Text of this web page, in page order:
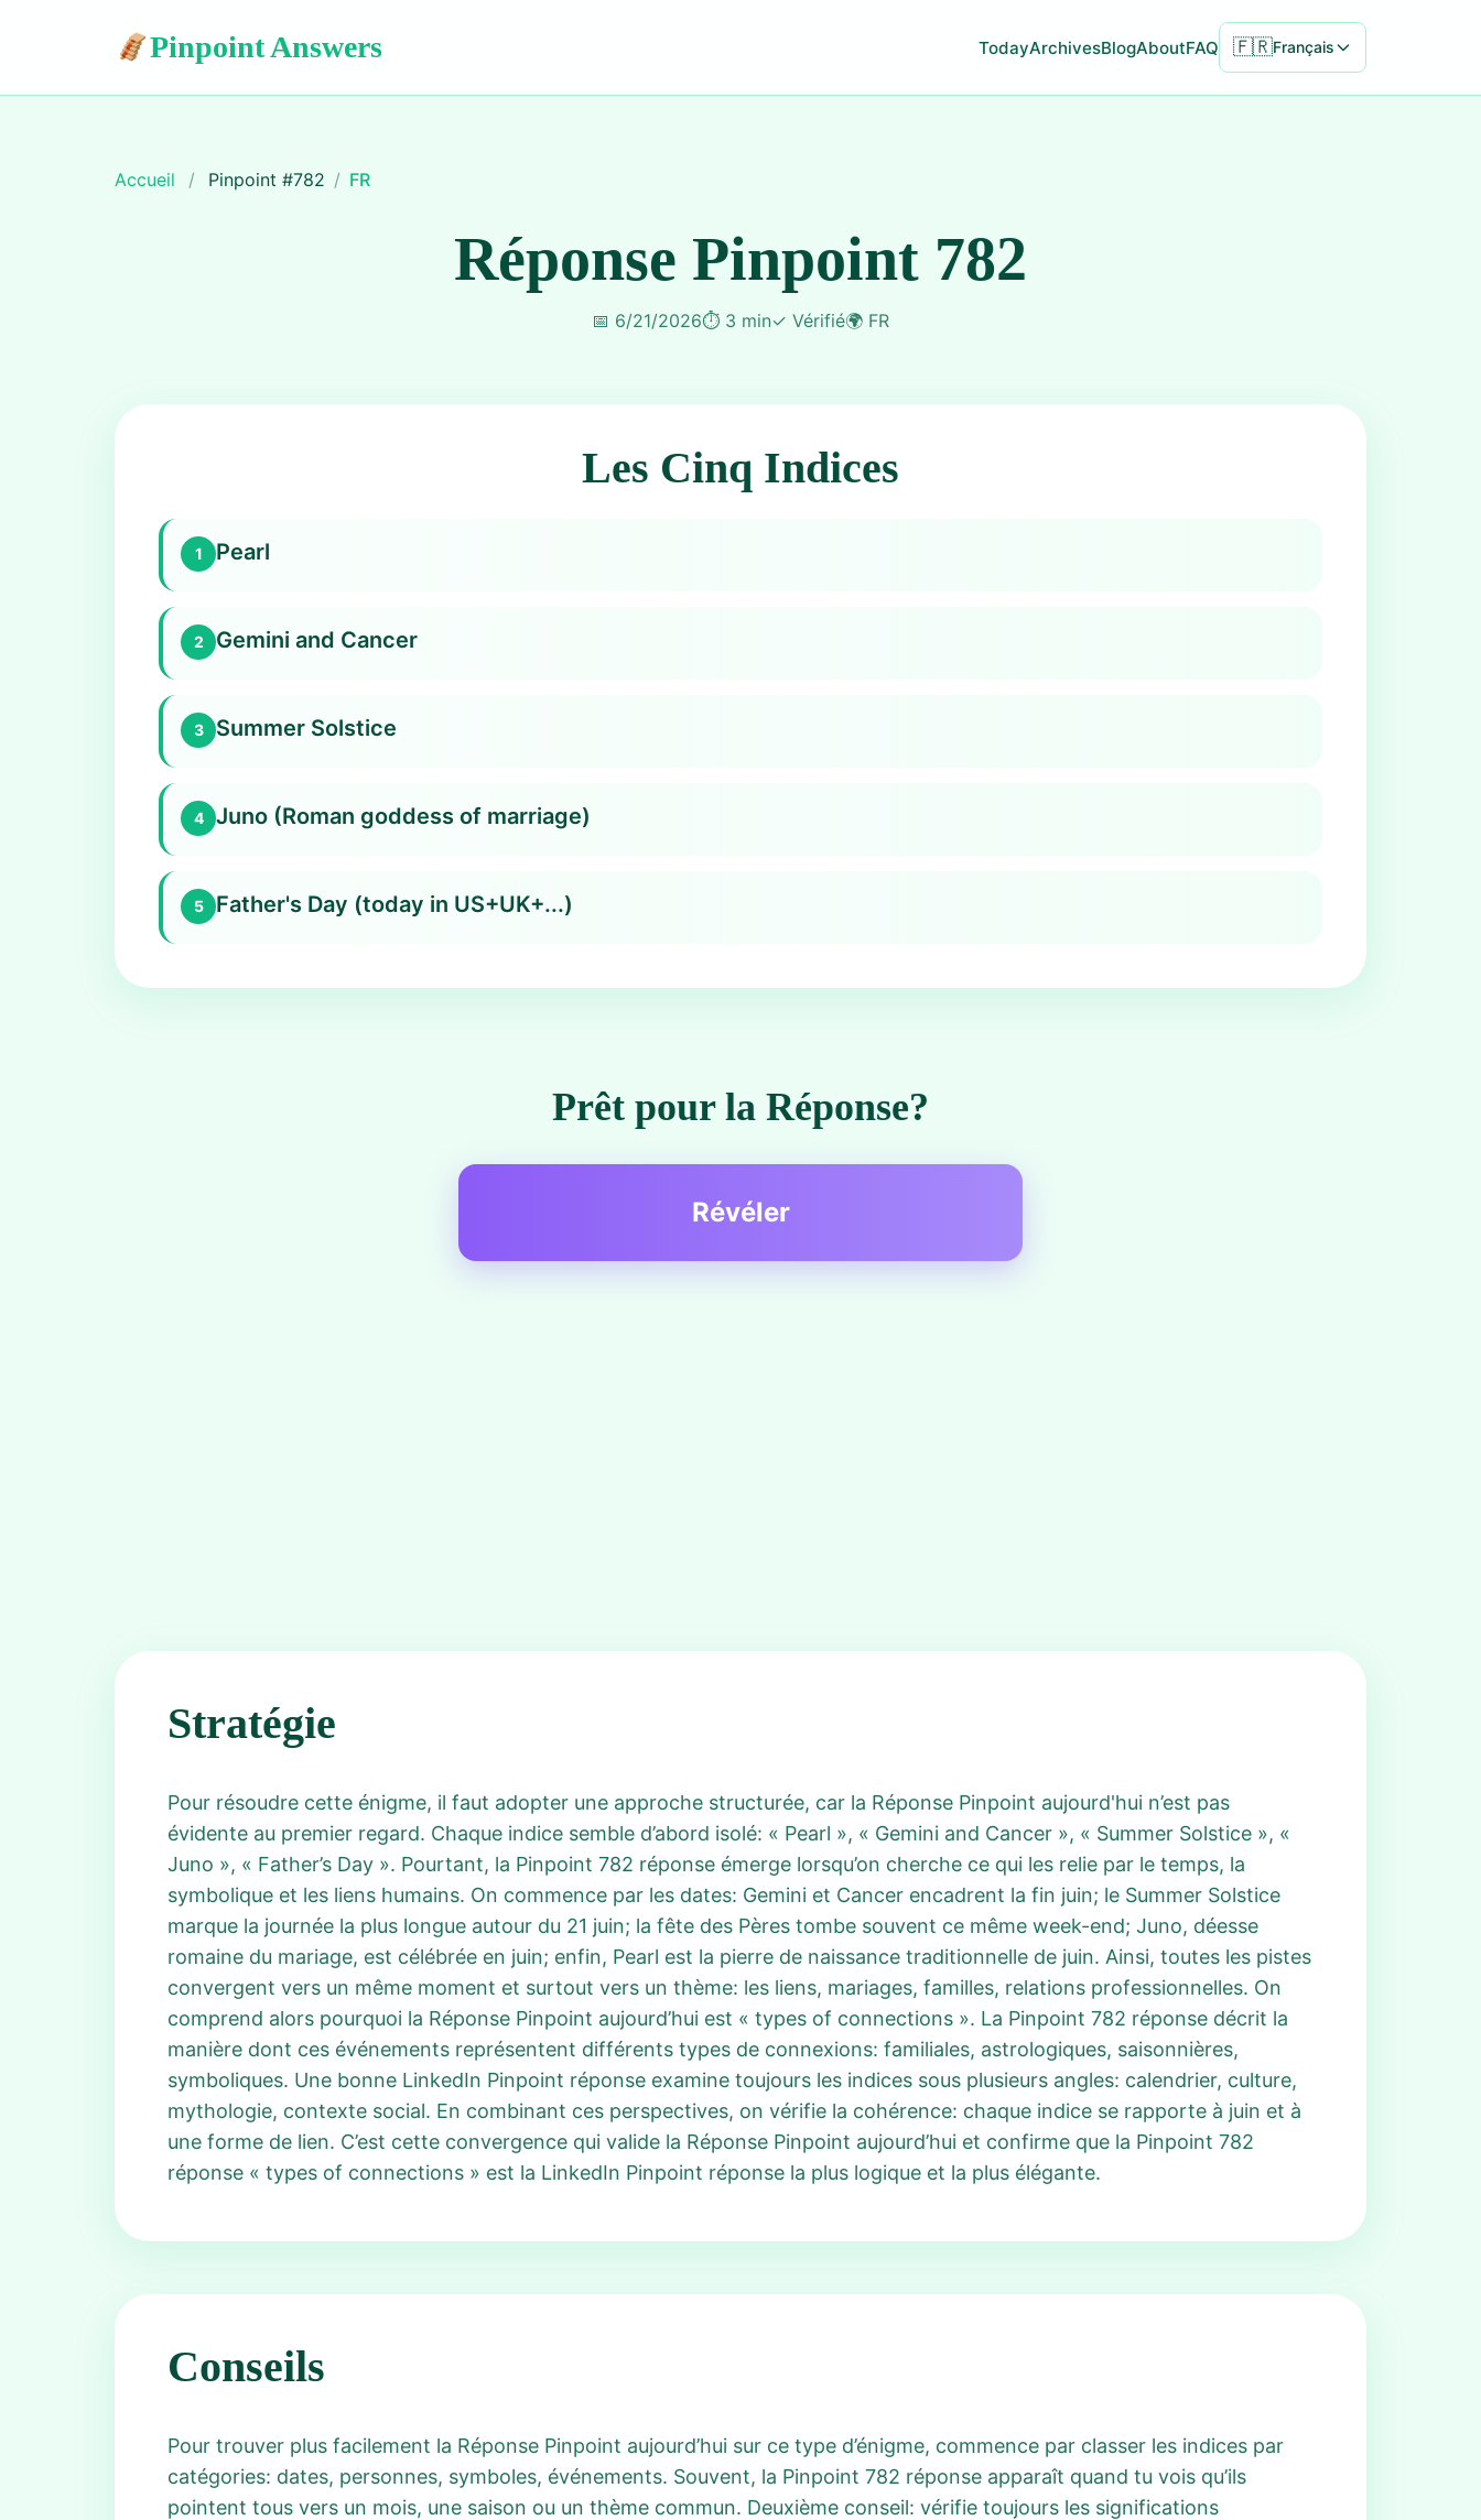
Pinpoint Answers TodayArchivesBlogAboutFAQ 🇫🇷Français
Accueil / Pinpoint #782 / FR
Réponse Pinpoint 782
📅 6/21/2026⏱️ 3 min✓ Vérifié🌍 FR
Les Cinq Indices
1 Pearl
2 Gemini and Cancer
3 Summer Solstice
4 Juno (Roman goddess of marriage)
5 Father's Day (today in US+UK+...)
Prêt pour la Réponse?
Révéler
Stratégie
Pour résoudre cette énigme, il faut adopter une approche structurée, car la Réponse Pinpoint aujourd'hui n’est pas
évidente au premier regard. Chaque indice semble d’abord isolé: « Pearl », « Gemini and Cancer », « Summer Solstice », «
Juno », « Father’s Day ». Pourtant, la Pinpoint 782 réponse émerge lorsqu’on cherche ce qui les relie par le temps, la
symbolique et les liens humains. On commence par les dates: Gemini et Cancer encadrent la fin juin; le Summer Solstice
marque la journée la plus longue autour du 21 juin; la fête des Pères tombe souvent ce même week-end; Juno, déesse
romaine du mariage, est célébrée en juin; enfin, Pearl est la pierre de naissance traditionnelle de juin. Ainsi, toutes les pistes
convergent vers un même moment et surtout vers un thème: les liens, mariages, familles, relations professionnelles. On
comprend alors pourquoi la Réponse Pinpoint aujourd’hui est « types of connections ». La Pinpoint 782 réponse décrit la
manière dont ces événements représentent différents types de connexions: familiales, astrologiques, saisonnières,
symboliques. Une bonne LinkedIn Pinpoint réponse examine toujours les indices sous plusieurs angles: calendrier, culture,
mythologie, contexte social. En combinant ces perspectives, on vérifie la cohérence: chaque indice se rapporte à juin et à
une forme de lien. C’est cette convergence qui valide la Réponse Pinpoint aujourd’hui et confirme que la Pinpoint 782
réponse « types of connections » est la LinkedIn Pinpoint réponse la plus logique et la plus élégante.
Conseils
Pour trouver plus facilement la Réponse Pinpoint aujourd’hui sur ce type d’énigme, commence par classer les indices par
catégories: dates, personnes, symboles, événements. Souvent, la Pinpoint 782 réponse apparaît quand tu vois qu’ils
pointent tous vers un mois, une saison ou un thème commun. Deuxième conseil: vérifie toujours les significations